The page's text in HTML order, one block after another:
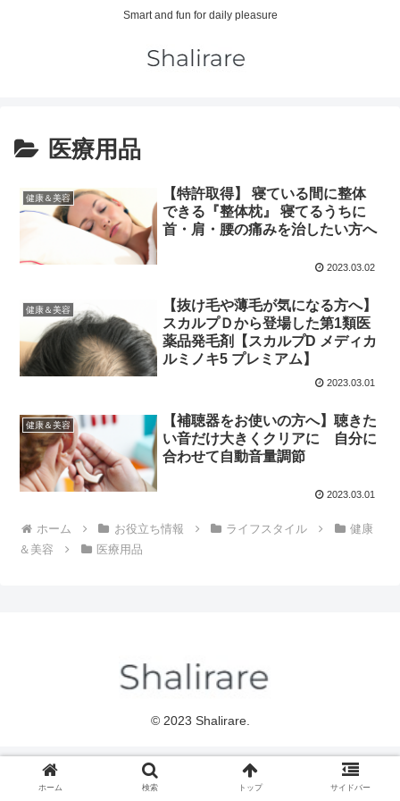
Smart and fun for daily pleasure
医療用品
健康＆美容
【特許取得】 寝ている間に整体
できる『整体枕』 寝てるうちに
首・肩・腰の痛みを治したい方へ
2023.03.02
健康＆美容
【抜け毛や薄毛が気になる方へ】
スカルプＤから登場した第1類医
薬品発毛剤【スカルプD メディカ
ルミノキ5 プレミアム】
2023.03.01
健康＆美容
【補聴器をお使いの方へ】聴きた
い音だけ大きくクリアに 自分に
合わせて自動音量調節
2023.03.01
ホーム お役立ち情報 ライフスタイル
健康
＆美容
医療用品
© 2023 Shalirare.
ホーム 検索 トップ サイドバー